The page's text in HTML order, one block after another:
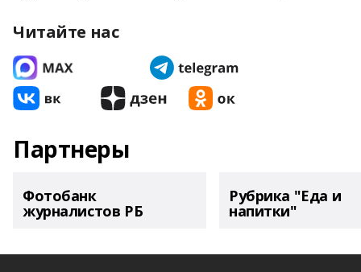
Читайте нас
Партнеры
Фотобанк
журналистов РБ
Рубрика "Еда и
напитки"